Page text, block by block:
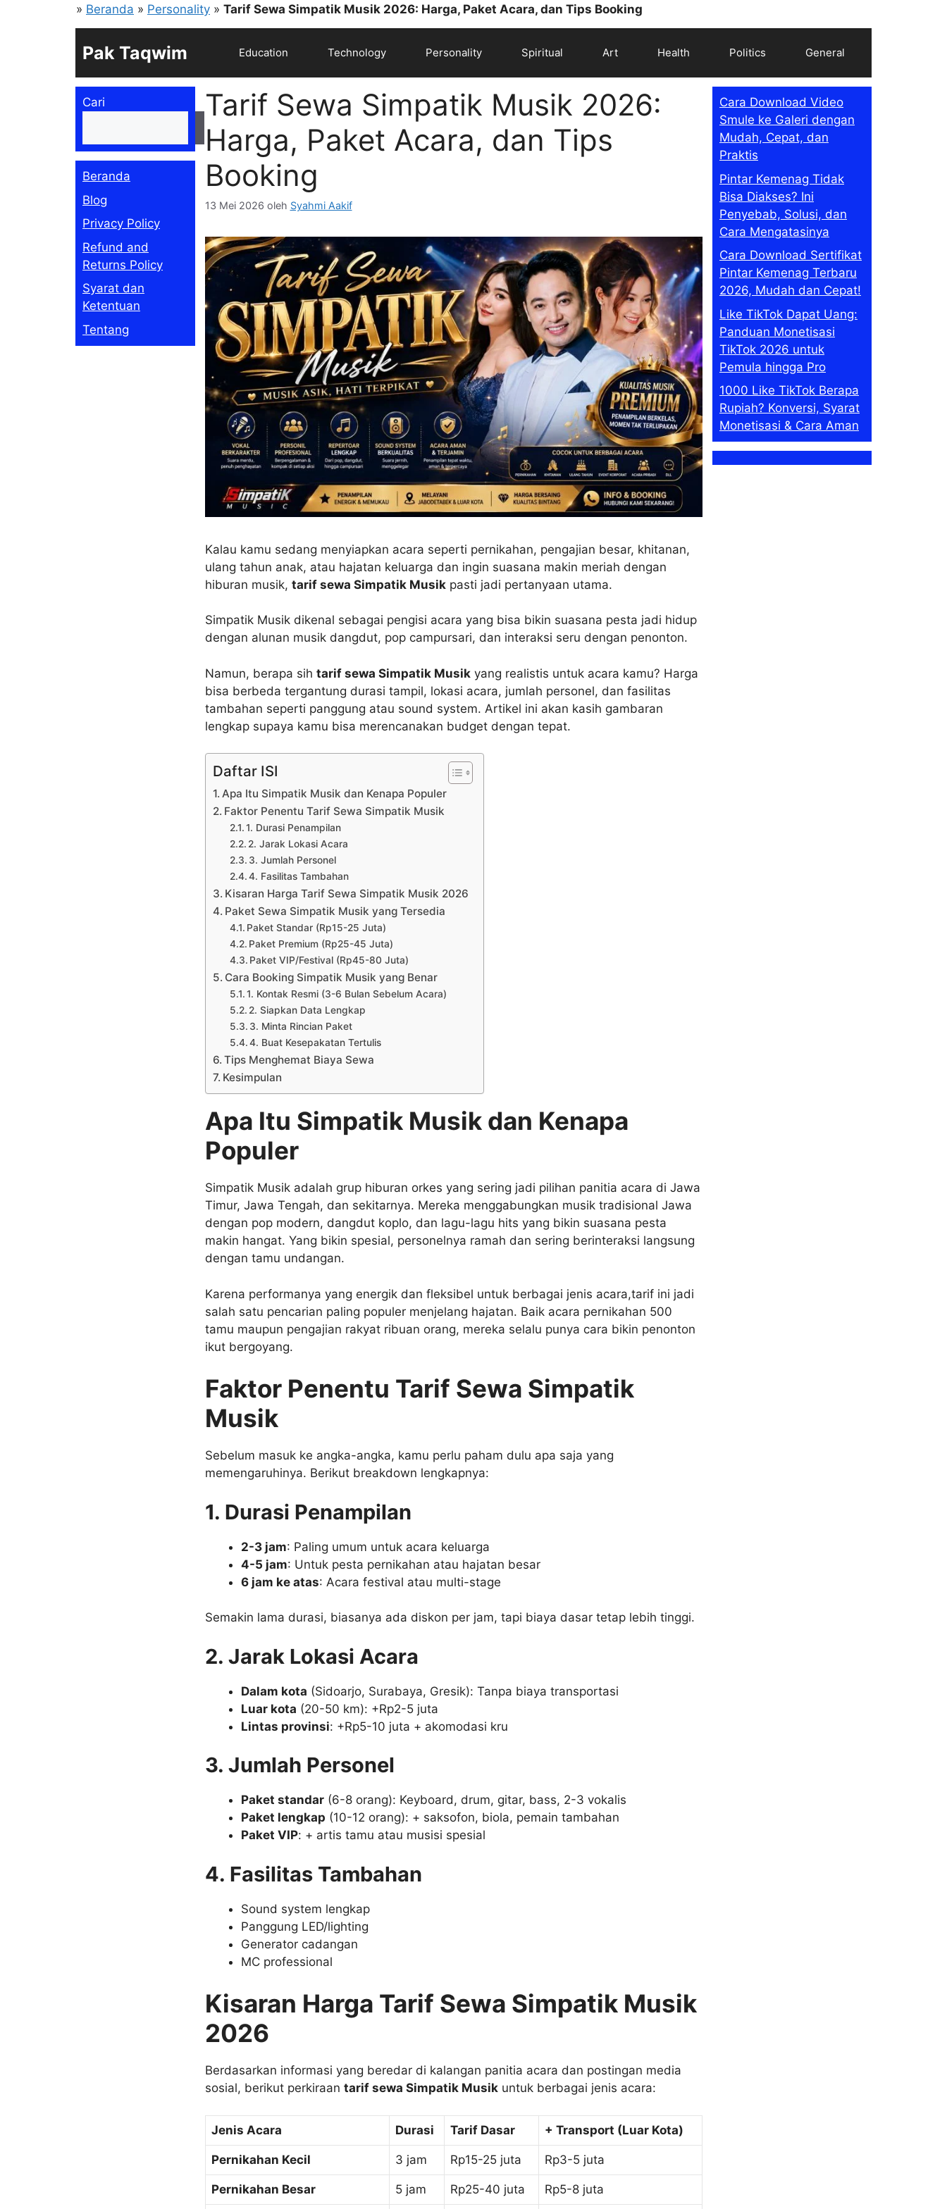
» Beranda » Personality » Tarif Sewa Simpatik Musik 2026: Harga, Paket Acara, dan Tips Booking
Pak Taqwim Education Technology Personality Spiritual Art Health Politics General
Tarif Sewa Simpatik Musik 2026:
Harga, Paket Acara, dan Tips
Booking
13 Mei 2026 oleh Syahmi Aakif
Kalau kamu sedang menyiapkan acara seperti pernikahan, pengajian besar, khitanan,
ulang tahun anak, atau hajatan keluarga dan ingin suasana makin meriah dengan
hiburan musik, tarif sewa Simpatik Musikpasti jadi pertanyaan utama.
Simpatik Musik dikenal sebagai pengisi acara yang bisa bikin suasana pesta jadi hidup
dengan alunan musik dangdut, pop campursari, dan interaksi seru dengan penonton.
Namun, berapa sih tarif sewa Simpatik Musikyang realistis untuk acara kamu? Harga
bisa berbeda tergantung durasi tampil, lokasi acara, jumlah personel, dan fasilitas
tambahan seperti panggung atau sound system. Artikel ini akan kasih gambaran
lengkap supaya kamu bisa merencanakan budget dengan tepat.
Daftar ISI
Apa Itu Simpatik Musik dan Kenapa Populer
Faktor Penentu Tarif Sewa Simpatik Musik
1. Durasi Penampilan
2. Jarak Lokasi Acara
3. Jumlah Personel
4. Fasilitas Tambahan
Kisaran Harga Tarif Sewa Simpatik Musik 2026
Paket Sewa Simpatik Musik yang Tersedia
Paket Standar (Rp15-25 Juta)
Paket Premium (Rp25-45 Juta)
Paket VIP/Festival (Rp45-80 Juta)
Cara Booking Simpatik Musik yang Benar
1. Kontak Resmi (3-6 Bulan Sebelum Acara)
2. Siapkan Data Lengkap
3. Minta Rincian Paket
4. Buat Kesepakatan Tertulis
Tips Menghemat Biaya Sewa
Kesimpulan
Apa Itu Simpatik Musik dan Kenapa
Populer
Simpatik Musik adalah grup hiburan orkes yang sering jadi pilihan panitia acara di Jawa
Timur, Jawa Tengah, dan sekitarnya. Mereka menggabungkan musik tradisional Jawa
dengan pop modern, dangdut koplo, dan lagu-lagu hits yang bikin suasana pesta
makin hangat. Yang bikin spesial, personelnya ramah dan sering berinteraksi langsung
dengan tamu undangan.
Karena performanya yang energik dan fleksibel untuk berbagai jenis acara,tarif ini jadi
salah satu pencarian paling populer menjelang hajatan. Baik acara pernikahan 500
tamu maupun pengajian rakyat ribuan orang, mereka selalu punya cara bikin penonton
ikut bergoyang.
Faktor Penentu Tarif Sewa Simpatik
Musik
Sebelum masuk ke angka-angka, kamu perlu paham dulu apa saja yang
memengaruhinya. Berikut breakdown lengkapnya:
1. Durasi Penampilan
2-3 jam: Paling umum untuk acara keluarga
4-5 jam: Untuk pesta pernikahan atau hajatan besar
6 jam ke atas: Acara festival atau multi-stage
Semakin lama durasi, biasanya ada diskon per jam, tapi biaya dasar tetap lebih tinggi.
2. Jarak Lokasi Acara
Dalam kota (Sidoarjo, Surabaya, Gresik): Tanpa biaya transportasi
Luar kota (20-50 km): +Rp2-5 juta
Lintas provinsi: +Rp5-10 juta + akomodasi kru
3. Jumlah Personel
Paket standar(6-8 orang): Keyboard, drum, gitar, bass, 2-3 vokalis
Paket lengkap (10-12 orang): + saksofon, biola, pemain tambahan
Paket VIP: + artis tamu atau musisi spesial
4. Fasilitas Tambahan
Sound system lengkap
Panggung LED/lighting
Generator cadangan
MC professional
Kisaran Harga Tarif Sewa Simpatik Musik
2026
Berdasarkan informasi yang beredar di kalangan panitia acara dan postingan media
sosial, berikut perkiraan tarif sewa Simpatik Musikuntuk berbagai jenis acara:
Jenis Acara Durasi Tarif Dasar + Transport (Luar Kota)
Pernikahan Kecil 3 jam Rp15-25 juta Rp3-5 juta
Pernikahan Besar 5 jam Rp25-40 juta Rp5-8 juta
Cari
Cari
Beranda
Blog
Privacy Policy
Refund and
Returns Policy
Syarat dan
Ketentuan
Tentang
Cara Download Video
Smule ke Galeri dengan
Mudah, Cepat, dan
Praktis
Pintar Kemenag Tidak
Bisa Diakses? Ini
Penyebab, Solusi, dan
Cara Mengatasinya
Cara Download Sertifikat
Pintar Kemenag Terbaru
2026, Mudah dan Cepat!
Like TikTok Dapat Uang:
Panduan Monetisasi
TikTok 2026 untuk
Pemula hingga Pro
1000 Like TikTok Berapa
Rupiah? Konversi, Syarat
Monetisasi & Cara Aman